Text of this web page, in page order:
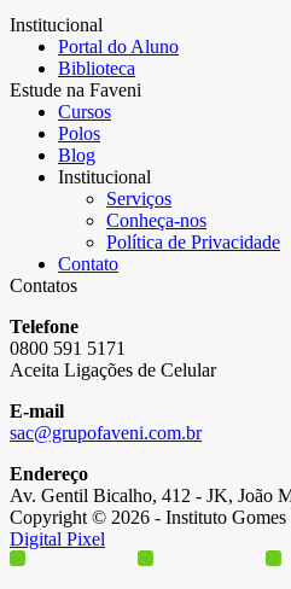
Institucional
Portal do Aluno
Biblioteca
Estude na Faveni
Cursos
Polos
Blog
Institucional
Serviços
Conheça-nos
Política de Privacidade
Contato
Contatos
Telefone
0800 591 5171
Aceita Ligações de Celular
E-mail
sac@grupofaveni.com.br
Endereço
Av. Gentil Bicalho, 412 - JK, João
Copyright © 2026 - Instituto Gomes
Digital Pixel